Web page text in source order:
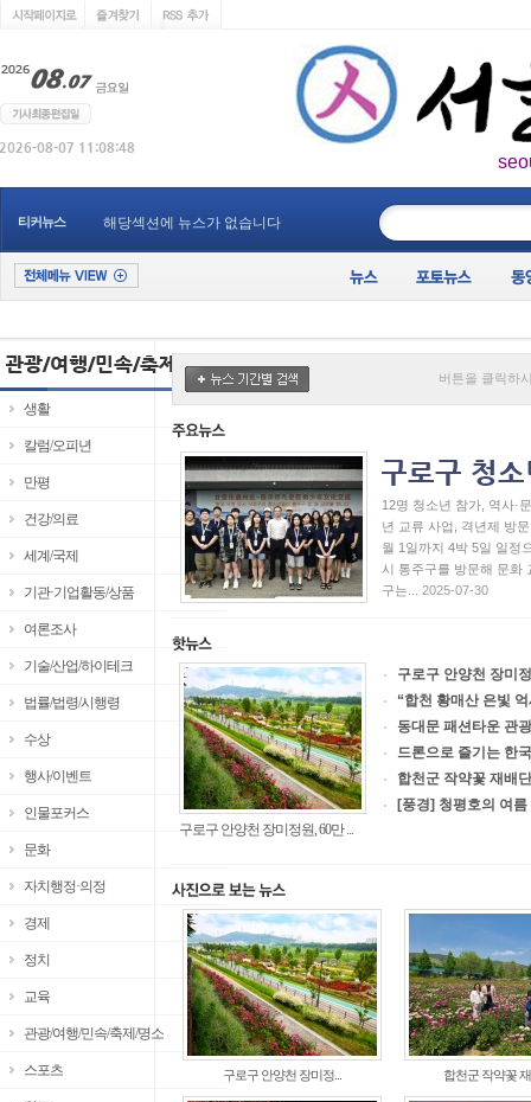
티커뉴스 해당섹션에 뉴스가 없습니다
생활
칼럼/오피년
만평
건강/의료
세계/국제
기관·기업활동/상품
여론조사
기술/산업/하이테크
법률/법령/시행령
수상
행사/이벤트
인물포커스
문화
자치행정·의정
경제
정치
교육
관광/여행/민속/축제/명소
스포츠
버튼을 클릭하
12명 청소년 참가, 역사·
년 교류 사업, 격년제 방
월 1일까지 4박 5일 일정
시 통주구를 방문해 문화
구는...
2025-07-30
구로구 안양천 장미정원, 60만 ...
구로구 안양천 장미
“합천 황매산 은빛
동대문 패션타운 관
드론으로 즐기는 한
합천군 작약꽃 재배
[풍경] 청평호의 여름
구로구 안양천 장미정... 합천군 작약꽃